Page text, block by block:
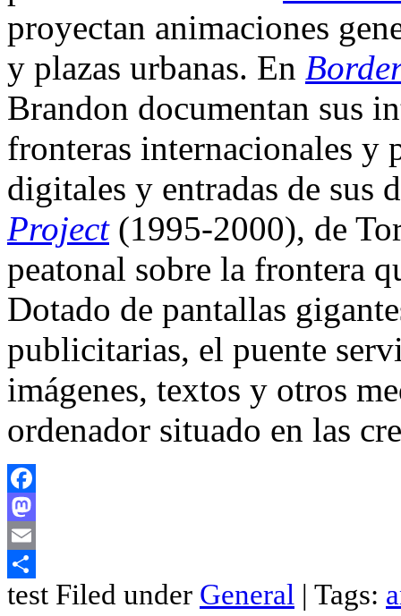
proyectan animaciones
y plazas urbanas. En
Brandon documentan sus
fronteras internacionales y
digitales y entradas de sus
Project(1995-2000), de
peatonal sobre la frontera
Dotado de pantallas
publicitarias, el puente
imágenes, textos y otros
ordenador situado en las
Facebook
Mastodon
Email
Compartir
test Filed under General | Tags: